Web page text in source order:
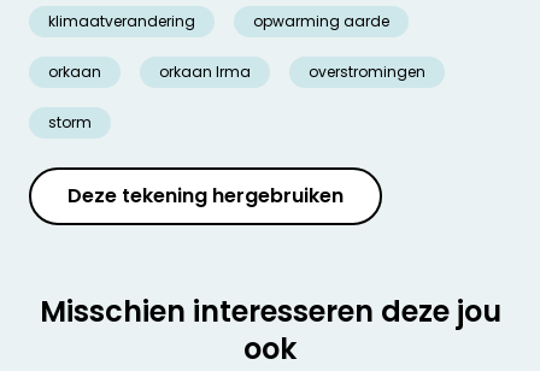
klimaatverandering opwarming aarde
orkaan orkaan Irma overstromingen
storm
Deze tekening hergebruiken
Misschien interesseren deze jou
ook